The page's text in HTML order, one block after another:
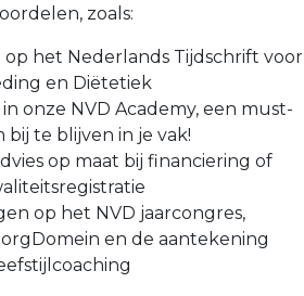
zoals:
op het Nederlands Tijdschrift voor
en Diëtetiek
onze NVD Academy, een must-
bij te blijven in je vak!
op maat bij financiering of
op het NVD jaarcongres,
en de aantekening